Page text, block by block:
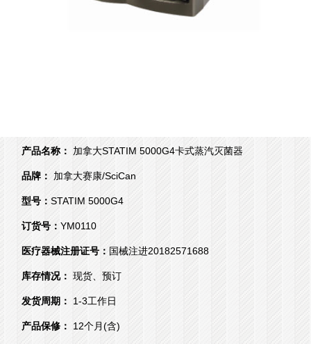
产品名称： 加拿大STATIM 5000G4卡式蒸汽灭菌器
品牌： 加拿大赛康/SciCan
型号：STATIM 5000G4
订货号：YM0110
医疗器械注册证号： 国械注进20182571688
库存情况： 现货、预订
发货周期： 1-3工作日
产品保修： 12个月(含)